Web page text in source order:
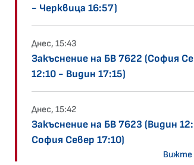
- Черквица 16:57)
Днес, 15:43
Закъснение на БВ 7622 (София
12:10 - Видин 17:15)
Днес, 15:42
Закъснение на БВ 7623 (Видин
София Север 17:10)
Вижте